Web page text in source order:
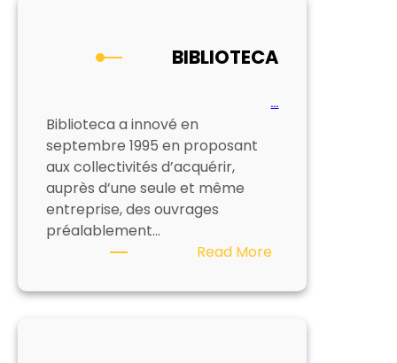
BIBLIOTECA
…
Biblioteca a innové en
septembre 1995 en proposant
aux collectivités d’acquérir,
auprès d’une seule et même
entreprise, des ouvrages
préalablement…
Read More: